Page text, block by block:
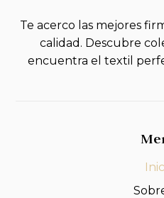
Te acerco las mejores
calidad. Descubre
encuentra el textil